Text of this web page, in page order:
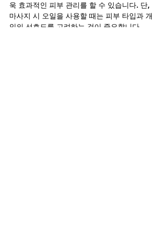
욱 효과적인 피부 관리를 할 수 있습니다. 단,
마사지 시 오일을 사용할 때는 피부 타입과 개
인의 선호도를 고려하는 것이 중요합니다.